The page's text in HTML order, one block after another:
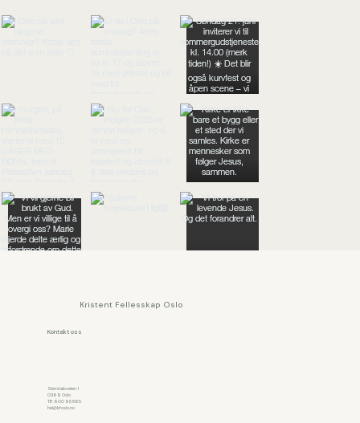
Kontakt oss
Slemdalsveien 1
0369 Oslo
​Tlf: 900 95 865​
hei@kfoslo.no
Kristent Fellesskap Oslo